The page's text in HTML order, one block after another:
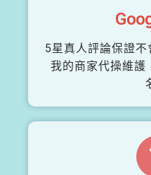
5星真人評論保證
我的商家代操維護